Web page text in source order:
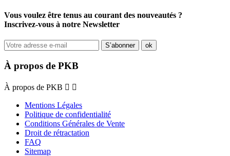
Vous voulez être tenus au courant des nouveautés ?
Inscrivez-vous à notre Newsletter
À propos de PKB
À propos de PKB  
Mentions Légales
Politique de confidentialité
Conditions Générales de Vente
Droit de rétractation
FAQ
Sitemap